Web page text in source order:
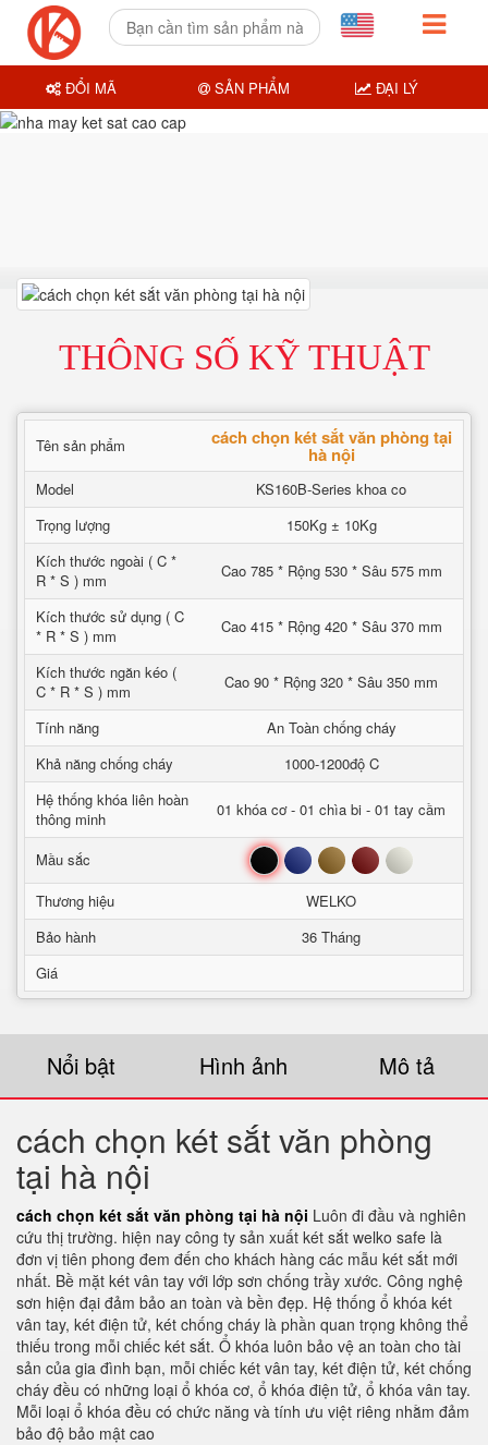
THÔNG SỐ KỸ THUẬT
Tên sản phẩm cách chọn két sắt văn phòng tại
hà nội
Model
KS160B-Series khoa co
Trọng lượng
150Kg ± 10Kg
Kích thước ngoài ( C *
R * S ) mm
Cao 785 * Rộng 530 * Sâu 575 mm
Kích thước sử dụng ( C
* R * S ) mm
Cao 415 * Rộng 420 * Sâu 370 mm
Kích thước ngăn kéo (
C * R * S ) mm
Cao 90 * Rộng 320 * Sâu 350 mm
Tính năng
An Toàn chống cháy
Khả năng chống cháy
1000-1200độ C
Hệ thống khóa liên hoàn
thông minh
01 khóa cơ - 01 chìa bi - 01 tay cầm
Mầu sắc Đen Xanh Nâu Đỏ Trắng
Thương hiệu
WELKO
Bảo hành
36 Tháng
Giá
Nổi bật Hình ảnh Mô tả
cách chọn két sắt văn phòng
tại hà nội
cách chọn két sắt văn phòng tại hà nội Luôn đi đầu và nghiên
cứu thị trường. hiện nay công ty sản xuất két sắt welko safe là
đơn vị tiên phong đem đến cho khách hàng các mẫu két sắt mới
nhất. Bề mặt két vân tay với lớp sơn chống trầy xước. Công nghệ
sơn hiện đại đảm bảo an toàn và bền đẹp. Hệ thống ổ khóa két
vân tay, két điện tử, két chống cháy là phần quan trọng không thể
thiếu trong mỗi chiếc két sắt. Ổ khóa luôn bảo vệ an toàn cho tài
sản của gia đình bạn, mỗi chiếc két vân tay, két điện tử, két chống
cháy đều có những loại ổ khóa cơ, ổ khóa điện tử, ổ khóa vân tay.
Mỗi loại ổ khóa đều có chức năng và tính ưu việt riêng nhằm đảm
bảo độ bảo mật cao
ĐỔI MÃ SẢN PHẨM ĐẠI LÝ